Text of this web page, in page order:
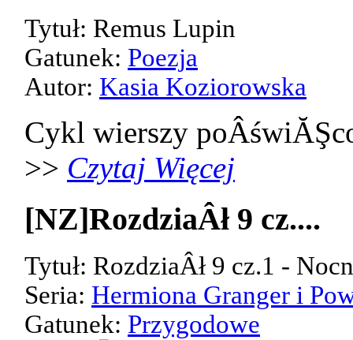
Tytuł: Remus Lupin
Gatunek: Poezja
Autor: Kasia Koziorowska
Cykl wierszy
>> Czytaj Więcej
[NZ]RozdziaÂł 9 cz....
Tytuł: RozdziaÂł 9 cz.1 -
Seria: Hermiona Granger i
Gatunek: Przygodowe